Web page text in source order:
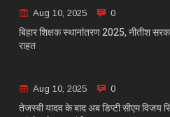
Aug 10, 2025 0
बिहार शिक्षक स्थानांतरण 2025, नीतीश
राहत
Aug 10, 2025 0
तेजस्वी यादव के बाद अब डिप्टी सीएम विजय